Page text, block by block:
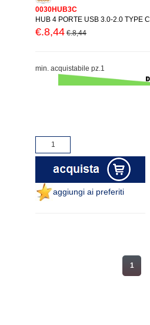
0030HUB3C
HUB 4 PORTE USB 3.0-2.0 TYPE C
€.8,44 €.8,44
min. acquistabile pz.1
aggiungi ai preferiti
1